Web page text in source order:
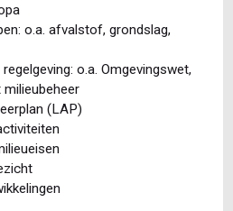
o.a. afvalstof, grondslag,
o.a. Omgevingswet,
(LAP)